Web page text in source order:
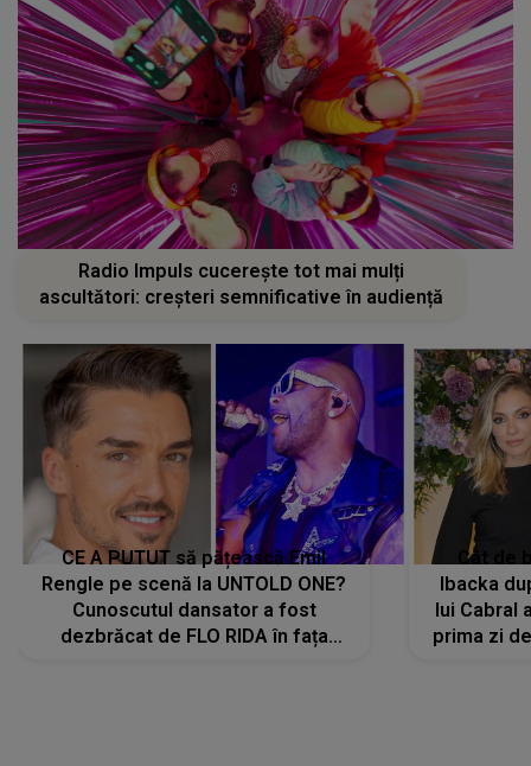
Radio Impuls cucerește tot mai mulți
ascultători: creșteri semnificative în audiență
CE A PUTUT să pățească Emil
Rengle pe scenă la UNTOLD ONE?
Cunoscutul dansator a fost
dezbrăcat de FLO RIDA în fața
Cât de
Ibacka
lui Cabral
prima zi